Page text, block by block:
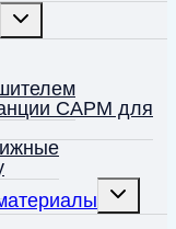
Переключить
CAPM для